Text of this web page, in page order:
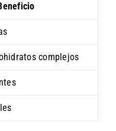
complejos